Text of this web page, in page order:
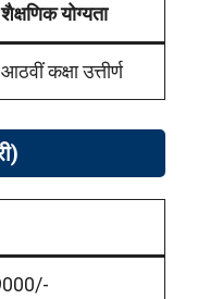
शैक्षणिक योग्यता
आठवीं कक्षा उत्तीर्ण